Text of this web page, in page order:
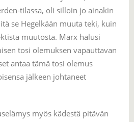
tilassa, oli silloin jo ainakin
se Hegelkään muuta teki, kuin
muutosta. Marx halusi
tosi olemuksen vapauttavan
antaa tämä tosi olemus
jälkeen johtaneet
myös kädestä pitävän